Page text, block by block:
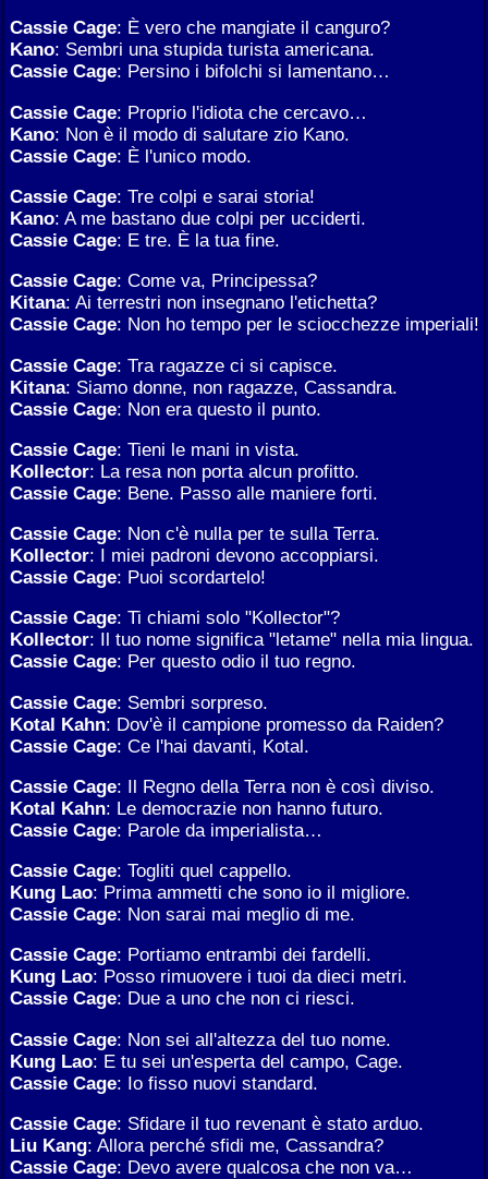
Cassie Cage: È vero che mangiate il canguro?
Kano: Sembri una stupida turista americana.
Cassie Cage: Persino i bifolchi si lamentano…
Cassie Cage: Proprio l'idiota che cercavo…
Kano: Non è il modo di salutare zio Kano.
Cassie Cage: È l'unico modo.
Cassie Cage: Tre colpi e sarai storia!
Kano: A me bastano due colpi per ucciderti.
Cassie Cage: E tre. È la tua fine.
Cassie Cage: Come va, Principessa?
Kitana: Ai terrestri non insegnano l'etichetta?
Cassie Cage: Non ho tempo per le sciocchezze imperiali!
Cassie Cage: Tra ragazze ci si capisce.
Kitana: Siamo donne, non ragazze, Cassandra.
Cassie Cage: Non era questo il punto.
Cassie Cage: Tieni le mani in vista.
Kollector: La resa non porta alcun profitto.
Cassie Cage: Bene. Passo alle maniere forti.
Cassie Cage: Non c'è nulla per te sulla Terra.
Kollector: I miei padroni devono accoppiarsi.
Cassie Cage: Puoi scordartelo!
Cassie Cage: Ti chiami solo "Kollector"?
Kollector: Il tuo nome significa "letame" nella mia lingua.
Cassie Cage: Per questo odio il tuo regno.
Cassie Cage: Sembri sorpreso.
Kotal Kahn: Dov'è il campione promesso da Raiden?
Cassie Cage: Ce l'hai davanti, Kotal.
Cassie Cage: Il Regno della Terra non è così diviso.
Kotal Kahn: Le democrazie non hanno futuro.
Cassie Cage: Parole da imperialista…
Cassie Cage: Togliti quel cappello.
Kung Lao: Prima ammetti che sono io il migliore.
Cassie Cage: Non sarai mai meglio di me.
Cassie Cage: Portiamo entrambi dei fardelli.
Kung Lao: Posso rimuovere i tuoi da dieci metri.
Cassie Cage: Due a uno che non ci riesci.
Cassie Cage: Non sei all'altezza del tuo nome.
Kung Lao: E tu sei un'esperta del campo, Cage.
Cassie Cage: Io fisso nuovi standard.
Cassie Cage: Sfidare il tuo revenant è stato arduo.
Liu Kang: Allora perché sfidi me, Cassandra?
Cassie Cage: Devo avere qualcosa che non va…